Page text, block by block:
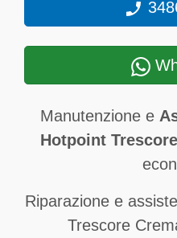
Manutenzione e
Hotpoint
Riparazione e
Trescore